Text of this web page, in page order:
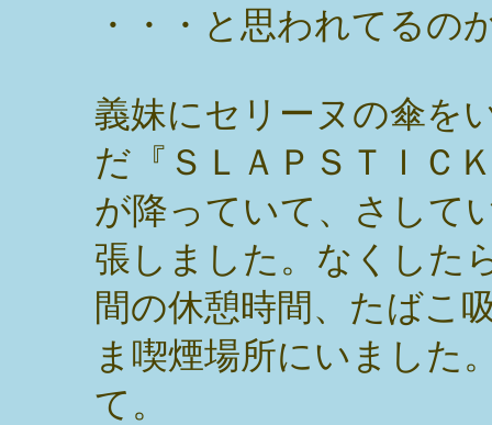
・・・と思われてるの
義妹にセリーヌの傘を
だ『ＳＬＡＰＳＴＩＣ
が降っていて、さして
張しました。なくした
間の休憩時間、たばこ
ま喫煙場所にいました
て。